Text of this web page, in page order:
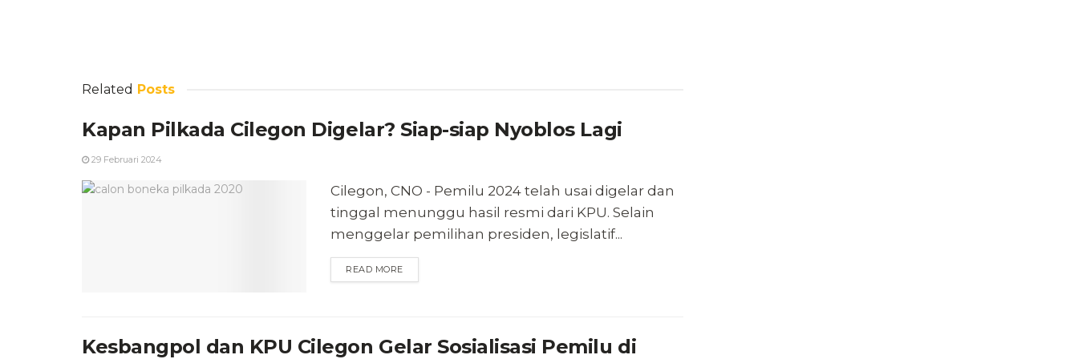
Related Posts
Kapan Pilkada Cilegon Digelar? Siap-siap Nyoblos Lagi
29 Februari 2024
Cilegon, CNO - Pemilu 2024 telah usai digelar dan
tinggal menunggu hasil resmi dari KPU. Selain
menggelar pemilihan presiden, legislatif...
READ MORE
Kesbangpol dan KPU Cilegon Gelar Sosialisasi Pemilu di